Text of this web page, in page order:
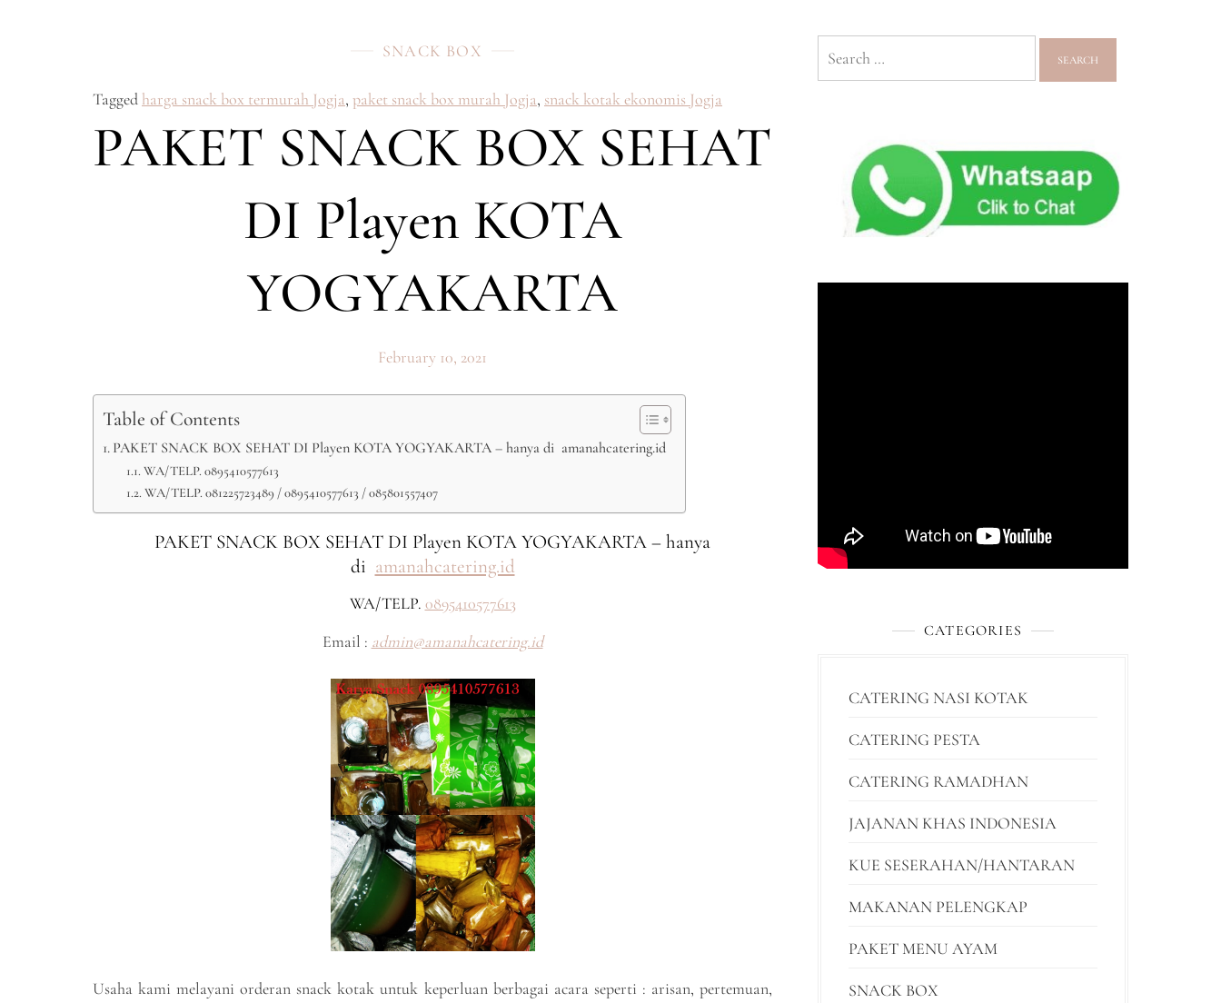
SNACK BOX
Tagged harga snack box termurah Jogja, paket snack box murah Jogja, snack kotak ekonomis Jogja
PAKET SNACK BOX SEHAT
DI Playen KOTA
YOGYAKARTA
February 10, 2021
Table of Contents
PAKET SNACK BOX SEHAT DI Playen KOTA YOGYAKARTA – hanya di amanahcatering.id
WA/TELP. 0895410577613
WA/TELP. 081225723489 / 0895410577613 / 085801557407
PAKET SNACK BOX SEHAT DI Playen KOTA YOGYAKARTA – hanya
di amanahcatering.id
WA/TELP. 0895410577613
Email : admin@amanahcatering.id
Usaha kami melayani orderan snack kotak untuk keperluan berbagai acara seperti : arisan, pertemuan,
CATEGORIES
CATERING NASI KOTAK
CATERING PESTA
CATERING RAMADHAN
JAJANAN KHAS INDONESIA
KUE SESERAHAN/HANTARAN
MAKANAN PELENGKAP
PAKET MENU AYAM
SNACK BOX